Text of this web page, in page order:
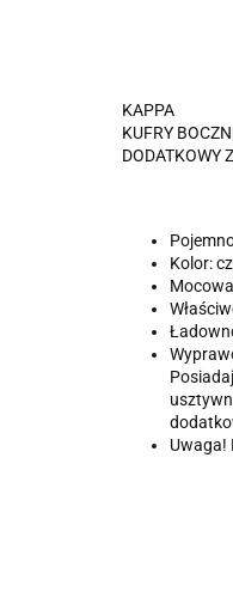
KAPPA
KUFRY
DODATKOWY
Kolor:
Uwaga!